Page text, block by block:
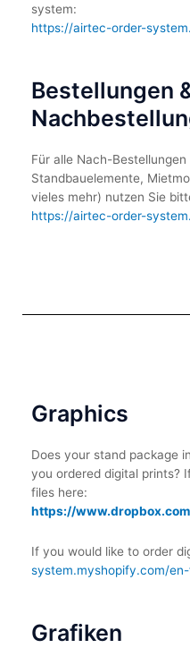
system:
https://airtec-order-
Bestellungen
Für alle Nach-
Standbauelemente,
vieles mehr) nutzen Sie
https://airtec-order-
Graphics
Does your stand package
you ordered digital prints?
files here:
https://
If you would like to order
system.myshopify.com/
Grafiken